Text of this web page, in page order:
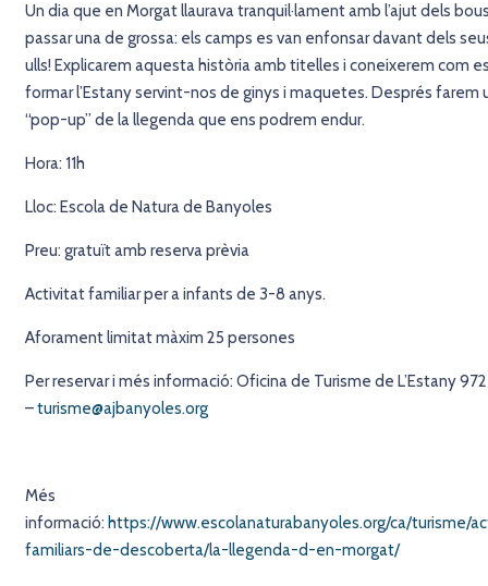
Un dia que en Morgat llaurava tranquil·lament amb l’ajut dels bous
passar una de grossa: els camps es van enfonsar davant dels
ulls! Explicarem aquesta història amb titelles i coneixerem com
formar l’Estany servint-nos de ginys i maquetes. Després farem
“pop-up” de la llegenda que ens podrem endur.
Hora: 11h
Lloc: Escola de Natura de Banyoles
Preu: gratuït amb reserva prèvia
Activitat familiar per a infants de 3-8 anys.
Aforament limitat màxim 25 persones
Per reservar i més informació: Oficina de Turisme de L’Estany
–turisme@ajbanyoles.org
Més
informació: https://www.escolanaturabanyoles.org/ca/turisme/
familiars-de-descoberta/la-llegenda-d-en-morgat/